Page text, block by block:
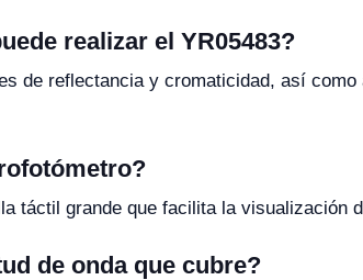
realizar el YR05483?
de reflectancia y cromaticidad, así
táctil grande que facilita la visualización
de onda que cubre?